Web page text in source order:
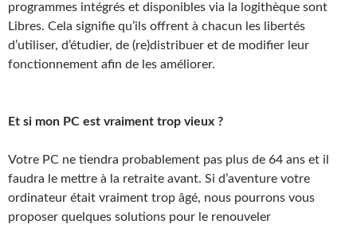
programmes intégrés et disponibles via la logithèque sont
Libres. Cela signifie qu’ils offrent à chacun les libertés
d’utiliser, d’étudier, de (re)distribuer et de modifier leur
fonctionnement afin de les améliorer.
Et si mon PC est vraiment trop vieux ?
Votre PC ne tiendra probablement pas plus de 64 ans et il
faudra le mettre à la retraite avant. Si d’aventure votre
ordinateur était vraiment trop âgé, nous pourrons vous
proposer quelques solutions pour le renouveler